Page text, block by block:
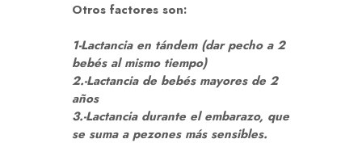
Otros factores son:
1-Lactancia en tándem (dar pecho a 2
bebés al mismo tiempo)
2.-Lactancia de bebés mayores de 2
años
3.-Lactancia durante el embarazo, que
se suma a pezones más sensibles.